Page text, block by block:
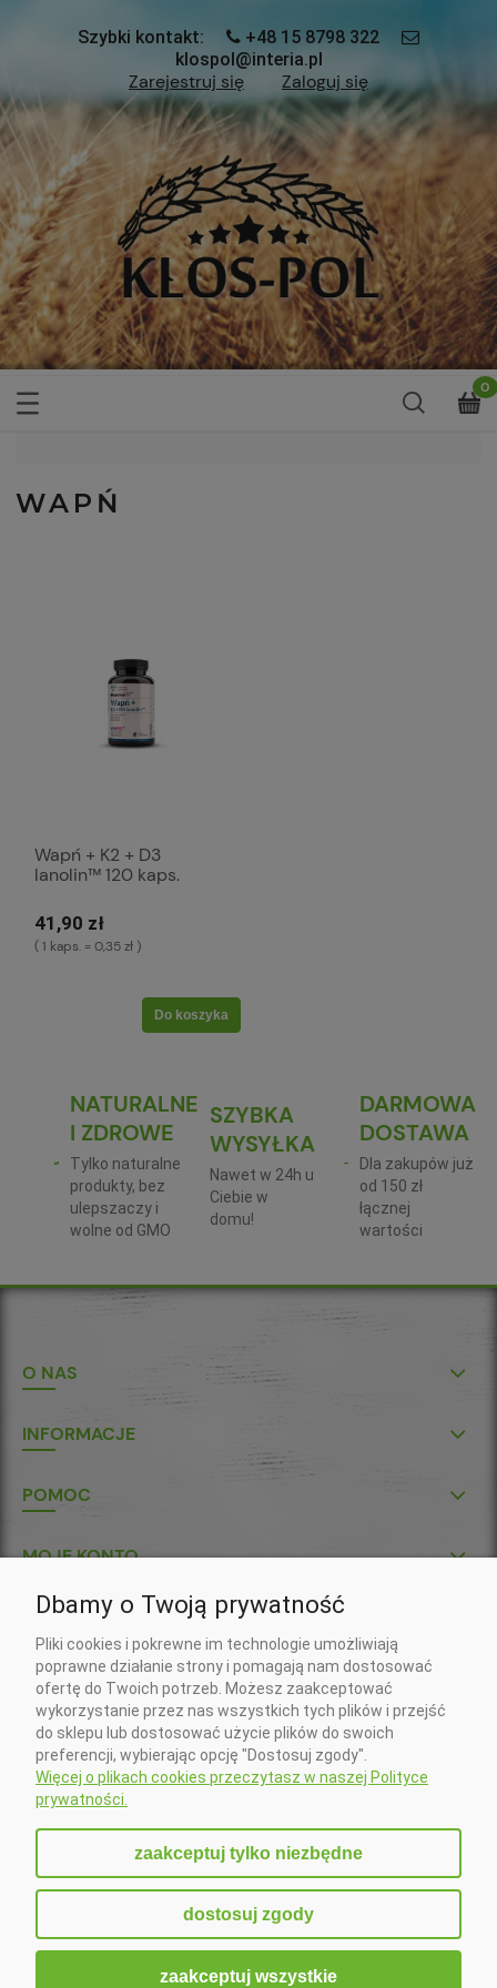
Szybki kontakt:
+48 15 8798 322
klospol@interia.pl
Zarejestruj się Zaloguj się
WAPŃ
Wapń + K2 + D3
lanolin™ 120 kaps.
41,90 zł
( 1 kaps. = 0,35 zł )
Do koszyka
NATURALNE
I ZDROWE
Tylko naturalne
produkty, bez
ulepszaczy i
wolne od GMO
SZYBKA
WYSYŁKA
Nawet w 24h u
Ciebie w
domu!
DARMOWA
DOSTAWA
Dla zakupów już
od 150 zł
łącznej
wartości
O NAS
INFORMACJE
POMOC
MOJE KONTO
P.U.H. "KŁOS-POL" S.C.
Wojciech Gil, Krzysztof Gil
ul. Klasztorna 7
37-418 Krzeszów
Nr konta do wpłat złotówkowych:
20 1090 2750 0000 0001 5673 5994 (Santander)
Nr konta do wpłat w EURO:
PL 41 1090 2750 0000 0001 6407 3181 (Santander)
+48 15 879 83 22
Napisz do nas:
sklep@klospol.pl
Dbamy o Twoją prywatność
Pliki cookies i pokrewne im technologie umożliwiają
poprawne działanie strony i pomagają nam dostosować
ofertę do Twoich potrzeb. Możesz zaakceptować
wykorzystanie przez nas wszystkich tych plików i przejść
do sklepu lub dostosować użycie plików do swoich
preferencji, wybierając opcję "Dostosuj zgody".
Więcej o plikach cookies przeczytasz w naszej Polityce
prywatności.
zaakceptuj tylko niezbędne
dostosuj zgody
zaakceptuj wszystkie